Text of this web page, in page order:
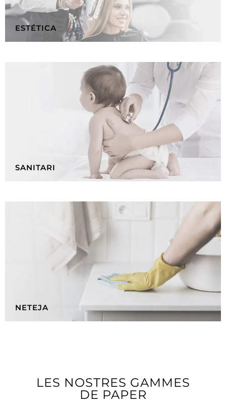
ESTÉTICA
SANITARI
NETEJA
LES NOSTRES GAMMES
DE PAPER